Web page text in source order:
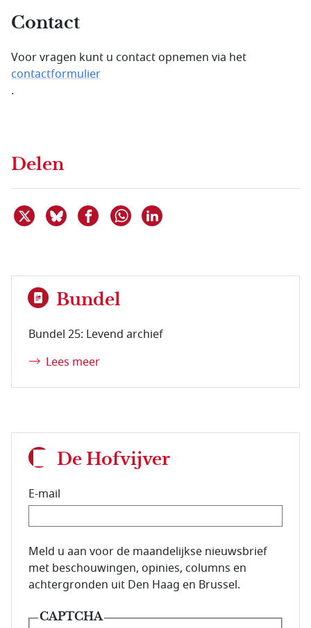
Contact
Voor vragen kunt u contact opnemen via het
contactformulier
.
Delen
Deel dit item op X
Deel dit item op Bluesky
Deel dit item op Facebook
Delen via WhatsApp
Bundel
Bundel 25: Levend archief
Lees meer
De Hofvijver
E-mail
E-mailadres van de abonnee.
Meld u aan voor de maandelijkse nieuwsbrief
met beschouwingen, opinies, columns en
achtergronden uit Den Haag en Brussel.
CAPTCHA